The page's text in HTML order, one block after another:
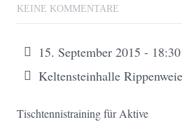
KEINE KOMMENTARE
15. September 2015 -
Keltensteinhalle
Tischtennistraining für Aktive